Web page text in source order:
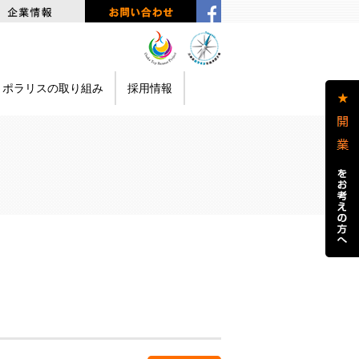
ポラリスの取り組み 採用情報